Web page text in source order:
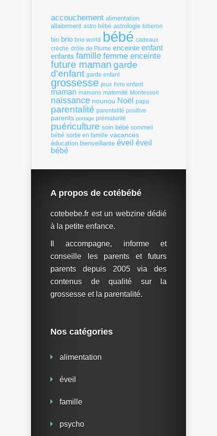
accouchement alimentation
allaitement astro bébé astrologie biberon
bio brio brio world bébé cadeaux
crèche drôle de Plume enceinte enfant
enfants famille femme enceinte
future maman garde
d'enfant garde enfant
grossesse jeux livre enfant
maman mamans maternité Montessori
naissance nounou Noël papa
parentalité parentalité positive
parents portage prématurité
puériculture soin bébé sommeil
bébé sortie en famille vacances
éducation bienveillante éveil éveil
bébé
A propos de cotébébé
cotebebe.fr est un webzine dédié
à la petite enfance.
Il accompagne, informe et
conseille les parents et futurs
parents depuis 2005 via des
contenus de qualité sur la
grossesse et la parentalité.
Nos catégories
alimentation
éveil
famille
psycho